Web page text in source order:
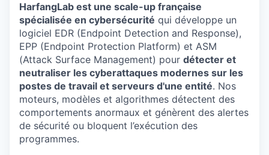
HarfangLab est une scale-up française
spécialisée en cybersécurité qui développe un
logiciel EDR (Endpoint Detection and Response),
EPP (Endpoint Protection Platform) et ASM
(Attack Surface Management) pour détecter et
neutraliser les cyberattaques modernes sur les
postes de travail et serveurs d'une entité. Nos
moteurs, modèles et algorithmes détectent des
comportements anormaux et génèrent des alertes
de sécurité ou bloquent l’exécution des
programmes.